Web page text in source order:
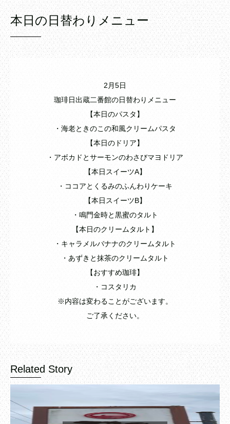
本日の日替わりメニュー
2月5日
珈琲日出蔵二番館の日替わりメニュー
【本日のパスタ】
・海老ときのこの和風クリームパスタ
【本日のドリア】
・アボカドとサーモンのわさびマヨドリア
【本日スイーツA】
・ココアとくるみのふんわりケーキ
【本日スイーツB】
・鳴門金時と黒蜜のタルト
【本日のクリームタルト】
・キャラメルバナナのクリームタルト
・あずきと抹茶のクリームタルト
【おすすめ珈琲】
・コスタリカ
※内容は変わることがございます。
ご了承ください。
Related Story